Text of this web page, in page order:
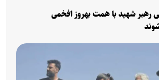
رهبر شهید با همت بهروز افخمی